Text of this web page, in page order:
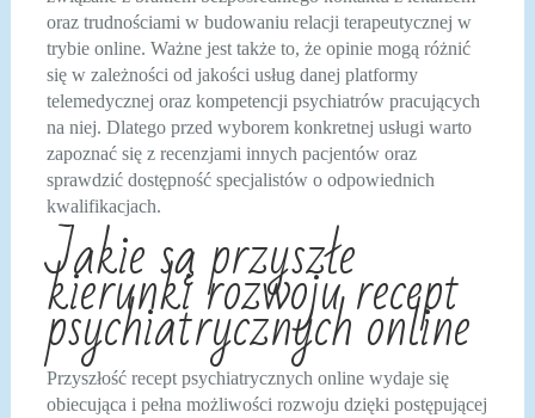
oraz trudnościami w budowaniu relacji terapeutycznej w
trybie online. Ważne jest także to, że opinie mogą różnić
się w zależności od jakości usług danej platformy
telemedycznej oraz kompetencji psychiatrów pracujących
na niej. Dlatego przed wyborem konkretnej usługi warto
zapoznać się z recenzjami innych pacjentów oraz
sprawdzić dostępność specjalistów o odpowiednich
kwalifikacjach.
Jakie są przyszłe
kierunki rozwoju recept
psychiatrycznych online
Przyszłość recept psychiatrycznych online wydaje się
obiecująca i pełna możliwości rozwoju dzięki postępującej